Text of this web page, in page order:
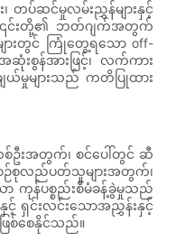
တပ်ဆင်မှုလမ်းညွှန်များနှင့်
ည် ၎င်းတို့၏ ဘတ်ဂျက်အတွက်
ျားတွင် ကြုံတွေ့ရသော off-
းစွန်အားဖြင့်၊ လက်ကား
ယ်မှုများသည် ကတိပြုထား
စ်ဦးအတွက်၊ စင်ပေါ်တွင် ဆီ
ဉ်စုလည်ပတ်သူများအတွက်၊
ကုန်ပစ္စည်းစီမံခန့်ခွဲမှုသည်
င့် ရှင်းလင်းသောအညွှန်းနှင့်
ြစ်စေနိုင်သည်။